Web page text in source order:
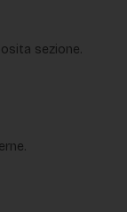
sezione.